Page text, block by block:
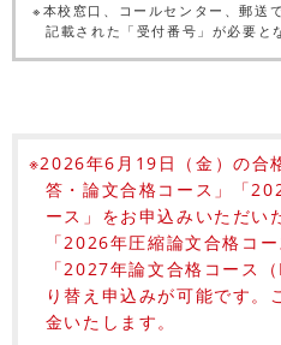
※本校窓口、コールセンター、郵送
記載された「受付番号」が必要と
※2026年6月19日（金）の合
答・論文合格コース」「
ース」をお申込みいただい
「2026年圧縮論文合格コ
「2027年論文合格コース
り替え申込みが可能です。
金いたします。